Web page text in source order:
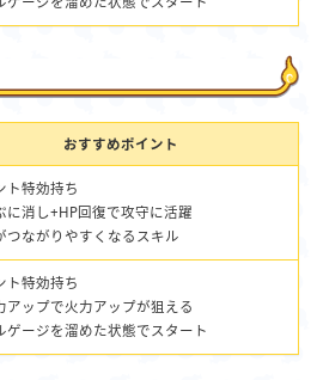
おすすめポイント
ト特効持ち
に消し+HP回復で攻守に活躍
つながりやすくなるスキル
ト特効持ち
アップで火力アップが狙える
ゲージを溜めた状態でスタート